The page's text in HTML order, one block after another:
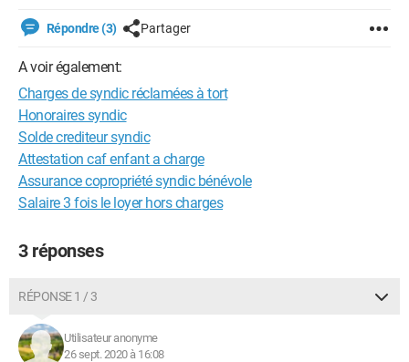
Répondre (3) Partager
A voir également:
Charges de syndic réclamées à tort
Honoraires syndic
Solde crediteur syndic
Attestation caf enfant a charge
Assurance copropriété syndic bénévole
Salaire 3 fois le loyer hors charges
3 réponses
RÉPONSE 1 / 3
Utilisateur anonyme
26 sept. 2020 à 16:08